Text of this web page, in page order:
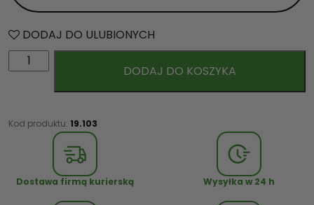
DODAJ DO ULUBIONYCH
l
ć
DODAJ DO KOSZYKA
Kod produktu: 19.103
Dostawa firmą kurierską Wysyłka w 24 h